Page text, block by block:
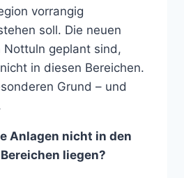
vorrangig
soll. Die neuen
Nottuln geplant sind,
in diesen Bereichen.
Grund – und
Anlagen nicht in den
liegen?